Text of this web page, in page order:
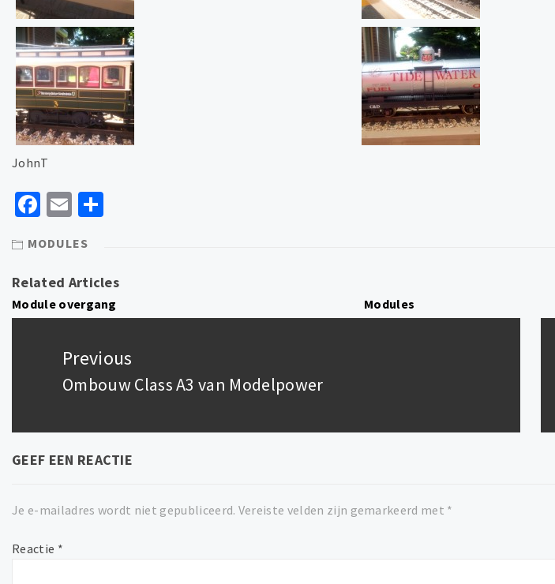
JohnT
Facebook
Email
MODULES
Related Articles
Module overgang Modules
Previous
Previous
Ombouw Class A3 van Modelpower
GEEF EEN REACTIE
Je e-mailadres wordt niet gepubliceerd. Vereiste velden zijn gemarkeerd met *
Reactie *